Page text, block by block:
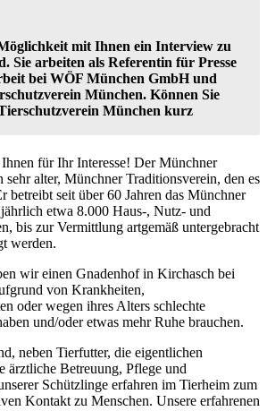
mit Ihnen ein Interview zu
Sie arbeiten als Referentin für Presse
bei WÖF München GmbH und
München. Können Sie
München kurz
für Ihr Interesse! Der Münchner
sehr alter, Münchner Traditionsverein, den es
betreibt seit über 60 Jahren das Münchner
etwa 8.000 Haus-, Nutz- und
bis zur Vermittlung artgemäß untergebracht
werden.
wir einen Gnadenhof in Kirchasch bei
von Krankheiten,
oder wegen ihres Alters schlechte
und/oder etwas mehr Ruhe brauchen.
neben Tierfutter, die eigentlichen
ärztliche Betreuung, Pflege und
Schützlinge erfahren im Tierheim zum
Kontakt zu Menschen. Unsere erfahrenen